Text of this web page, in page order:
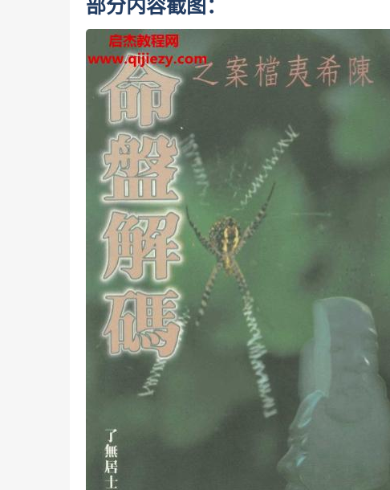
部分内容截图：